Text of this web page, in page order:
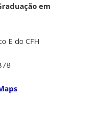
em
E do CFH